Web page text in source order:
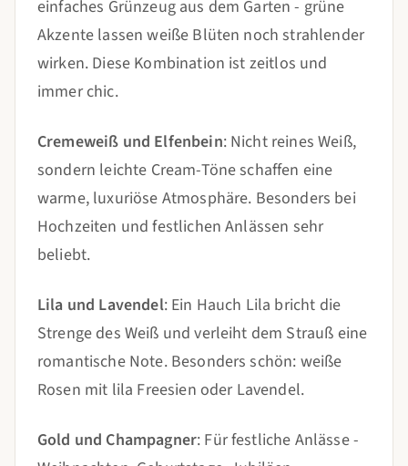
einfaches Grünzeug aus dem Garten - grüne
Akzente lassen weiße Blüten noch strahlender
wirken. Diese Kombination ist zeitlos und
immer chic.
Cremeweiß und Elfenbein: Nicht reines Weiß,
sondern leichte Cream-Töne schaffen eine
warme, luxuriöse Atmosphäre. Besonders bei
Hochzeiten und festlichen Anlässen sehr
beliebt.
Lila und Lavendel: Ein Hauch Lila bricht die
Strenge des Weiß und verleiht dem Strauß eine
romantische Note. Besonders schön: weiße
Rosen mit lila Freesien oder Lavendel.
Gold und Champagner: Für festliche Anlässe -